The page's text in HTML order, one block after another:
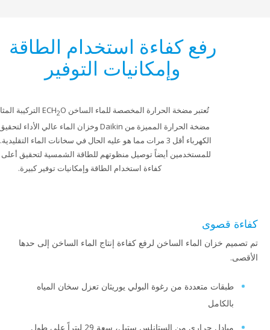
رفع كفاءة استخدام الطاقة
وإمكانيات التوفير
تُعتبر مضخة الحرارة المخصصة للماء الساخن ECH 2
O التركيبة المثالية لتقنية
مضخة الحرارة المميزة من Daikin وخزان الماء عالي الأداء لتحقيق استهلاك
الكهرباء أقل 3 مرات مما هو عليه الحال في سخانات الماء التقليدية. كما يمكن
للمستخدمين أيضاً توصيل منظوتهم للطاقة الشمسية لتحقيق أعلى مستويات
كفاءة استخدام الطاقة وإمكانيات توفير كبيرة.
الماء الساخن لرفع كفاءة إنتاج الماء الساخن إلى حدها
متعددة من رغوة البولي يوريثان تعزل سخان المياه
مبادل حراري من الستانلس ستيل، سعة 29 ليتراً على طول